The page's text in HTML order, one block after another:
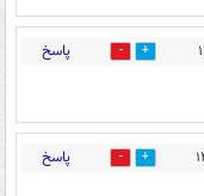
10 پاسخ
11 پاسخ